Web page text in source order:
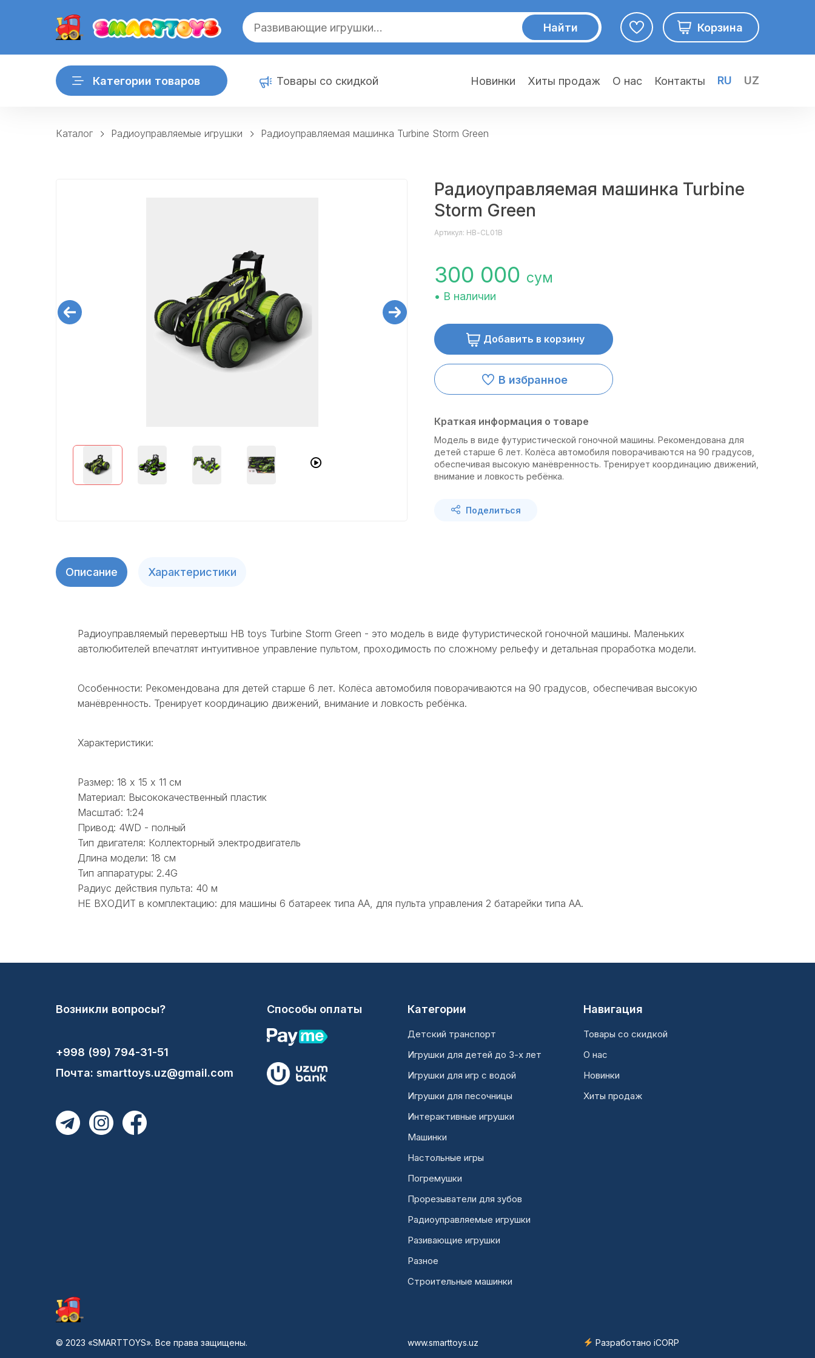
Найти Корзина
Категории товаров Товары со скидкой Новинки Хиты продаж О нас Контакты RU UZ
Каталог Радиоуправляемые игрушки Радиоуправляемая машинка Turbine Storm Green
Радиоуправляемая машинка Turbine
Storm Green
Артикул: HB-CL01B
300 000 сум
• В наличии
Добавить в корзину
В избранное
Краткая информация о товаре
Модель в виде футуристической гоночной машины. Рекомендована для
детей старше 6 лет. Колёса автомобиля поворачиваются на 90 градусов,
обеспечивая высокую манёвренность. Тренирует координацию движений,
внимание и ловкость ребёнка.
Поделиться
Описание Характеристики
Радиоуправляемый перевертыш HB toys Turbine Storm Green - это модель в виде футуристической гоночной машины. Маленьких
автолюбителей впечатлят интуитивное управление пультом, проходимость по сложному рельефу и детальная проработка модели.
Особенности: Рекомендована для детей старше 6 лет. Колёса автомобиля поворачиваются на 90 градусов, обеспечивая высокую
манёвренность. Тренирует координацию движений, внимание и ловкость ребёнка.
Характеристики:
Размер: 18 х 15 х 11 см
Материал: Высококачественный пластик
Масштаб: 1:24
Привод: 4WD - полный
Тип двигателя: Коллекторный электродвигатель
Длина модели: 18 см
Тип аппаратуры: 2.4G
Радиус действия пульта: 40 м
НЕ ВХОДИТ в комплектацию: для машины 6 батареек типа АА, для пульта управления 2 батарейки типа АА.
Возникли вопросы?
+998 (99) 794-31-51
Почта: smarttoys.uz@gmail.com
Способы оплаты Категории
Детский транспорт
Игрушки для детей до 3-х лет
Игрушки для игр с водой
Игрушки для песочницы
Интерактивные игрушки
Машинки
Настольные игры
Погремушки
Прорезыватели для зубов
Радиоуправляемые игрушки
Разивающие игрушки
Разное
Строительные машинки
Навигация
Товары со скидкой
О нас
Новинки
Хиты продаж
© 2023 «SMARTTOYS». Все права защищены. www.smarttoys.uz Разработано iCORP